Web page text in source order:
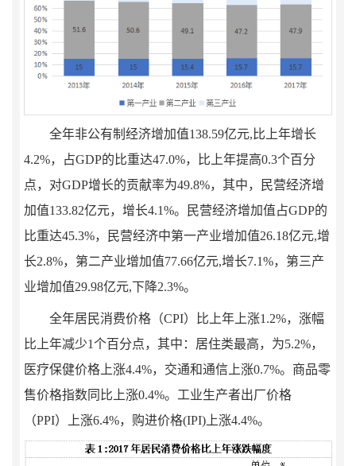
全年非公有制经济增加值138.59亿元, 比上年增长
4.2%，占GDP的比重达47.0%，比上年提高0.3个百分
点，对GDP增长的贡献率为49.8%，其中， 民营经济增
加值133.82亿元，增长4.1%。 民营经济增加值占GDP的
比重达45.3%， 民营经济中第一产业增加值26.18亿元,增
长2.8%，第二产业增加值77.66亿元,增长7.1%，第三产
业增加值29.98亿元,下降2.3%。
全年居民消费价格（CPI）比上年上涨1.2%，涨幅
比上年减少1个百分点，其中：居住类最高，为5.2%，
医疗保健价格上涨4.4%，交通和通信上涨0.7%。商品零
售价格指数同比上涨0.4%。工业生产者出厂价格
（PPI）上涨6.4%，购进价格(IPI) 上涨4.4%。